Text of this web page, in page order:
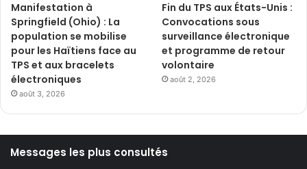
Manifestation à
Springfield (Ohio) : La
population se mobilise
pour les Haïtiens face au
TPS et aux bracelets
électroniques
août 3, 2026
Fin du TPS aux États-Unis :
Convocations sous
surveillance électronique
et programme de retour
volontaire
août 2, 2026
Messages les plus consultés